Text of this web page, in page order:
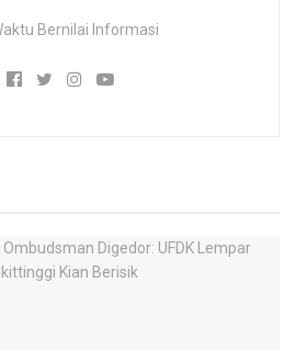
Bernilai Informasi